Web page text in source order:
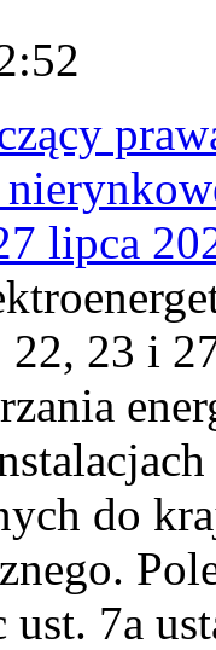
lipca
23 i
do
ust. 7a